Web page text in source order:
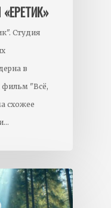
Студия
в
фильм "Всё,
схожее